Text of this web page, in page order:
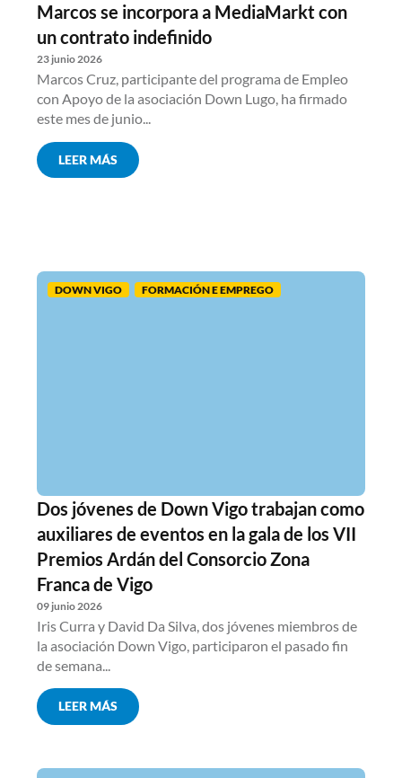
Marcos se incorpora a MediaMarkt con
un contrato indefinido
23 junio 2026
Marcos Cruz, participante del programa de Empleo
con Apoyo de la asociación Down Lugo, ha firmado
este mes de junio...
LEER MÁS
DOWN VIGO FORMACIÓN E EMPREGO
Dos jóvenes de Down Vigo trabajan como
auxiliares de eventos en la gala de los VII
Premios Ardán del Consorcio Zona
Franca de Vigo
09 junio 2026
Iris Curra y David Da Silva, dos jóvenes miembros de
la asociación Down Vigo, participaron el pasado fin
de semana...
LEER MÁS